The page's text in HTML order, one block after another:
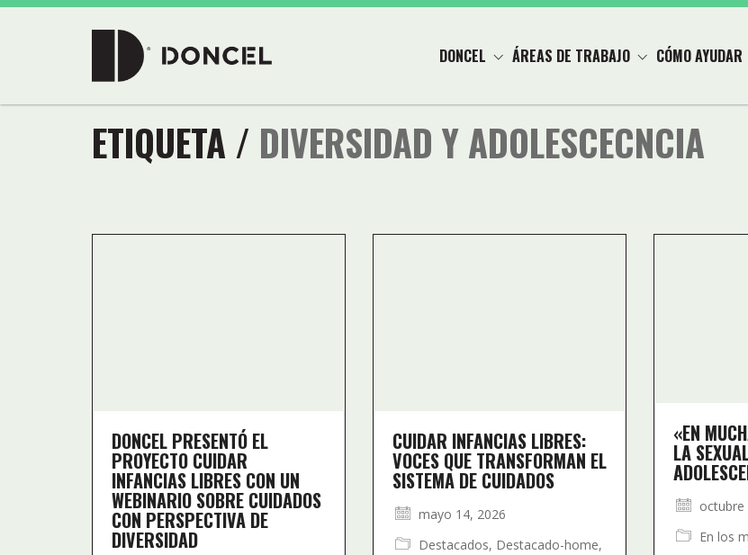
DONCEL ÁREAS DE TRABAJO CÓMO AYUDAR
ETIQUETA / DIVERSIDAD Y ADOLESCECNCIA
DONCEL PRESENTÓ EL
PROYECTO CUIDAR
INFANCIAS LIBRES CON UN
WEBINARIO SOBRE CUIDADOS
CON PERSPECTIVA DE
DIVERSIDAD
CUIDAR INFANCIAS LIBRES:
VOCES QUE TRANSFORMAN EL
SISTEMA DE CUIDADOS
mayo 14, 2026
Destacados, Destacado-home,
«EN
LA
octubre
En los